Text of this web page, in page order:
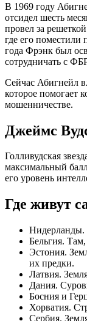
В 1969 году
отсидел шесть
провел за
где его поместили
года Фрэнк был
сотрудничать с
Сейчас Абигнейл
которое помогает
мошенничестве.
Джеймс
Голливудская
максимальный
его уровень
Где живут
Нидерланды.
Бельгия.
Эстония.
их предки.
Латвия.
Дания.
Босния и
Хорватия.
Сербия.